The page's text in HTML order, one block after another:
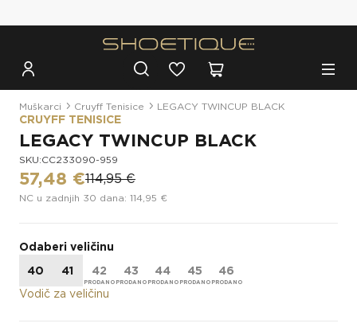
Muškarci Cruyff Tenisice LEGACY TWINCUP BLACK
CRUYFF TENISICE
LEGACY TWINCUP BLACK
SKU:CC233090-959
57,48 €114,95 €
NC u zadnjih 30 dana: 114,95 €
Odaberi veličinu
40
41 42 43 44 45
46
Vodič za veličinu